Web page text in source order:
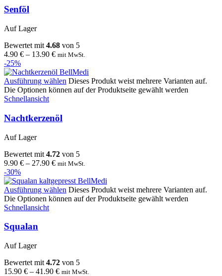
Senföl
Auf Lager
Bewertet mit 4.68 von 5
4.90 € – 13.90 € mit MwSt.
-25%
Ausführung wählen Dieses Produkt weist mehrere Varianten auf.
Die Optionen können auf der Produktseite gewählt werden
Schnellansicht
Nachtkerzenöl
Auf Lager
Bewertet mit 4.72 von 5
9.90 € – 27.90 € mit MwSt.
-30%
Ausführung wählen Dieses Produkt weist mehrere Varianten auf.
Die Optionen können auf der Produktseite gewählt werden
Schnellansicht
Squalan
Auf Lager
Bewertet mit 4.72 von 5
15.90 € – 41.90 € mit MwSt.